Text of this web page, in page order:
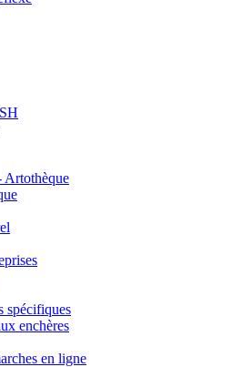
Artothèque
spécifiques
enchères
en ligne